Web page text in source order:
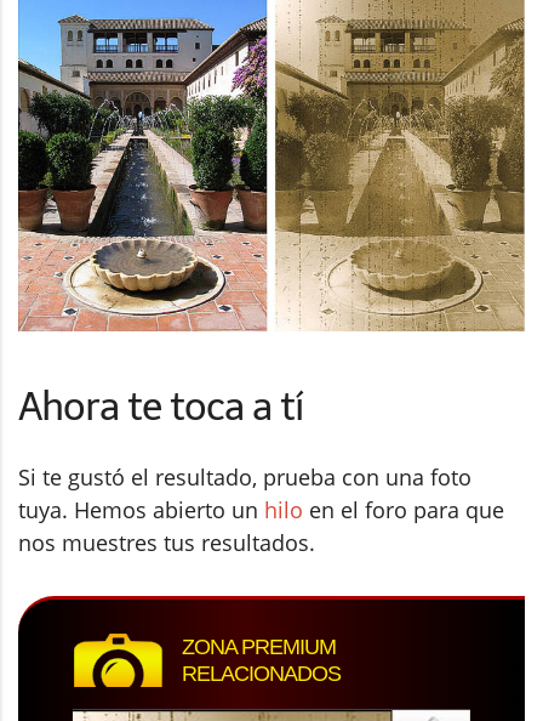
Ahora te toca a tí
Si te gustó el resultado, prueba con una foto
tuya. Hemos abierto un hilo en el foro para que
nos muestres tus resultados.
ZONA PREMIUM
RELACIONADOS